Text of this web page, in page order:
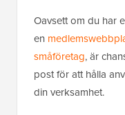
Oavsett om du har
en
småföretag, är
post för att hålla
din verksamhet.